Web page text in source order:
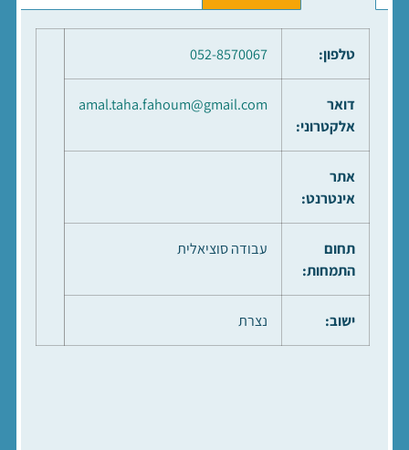
טלפון: 052-8570067
דואר
אלקטרוני:
amal.taha.fahoum@gmail.com
אתר
אינטרנט:
תחום
התמחות:
עבודה סוציאלית
ישוב: נצרת